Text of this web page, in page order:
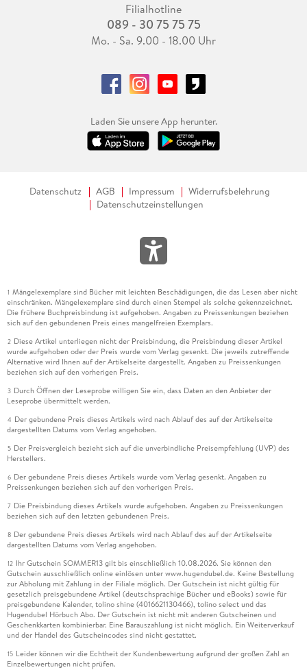
Filialhotline
089 - 30 75 75 75
Mo. - Sa. 9.00 - 18.00 Uhr
Laden Sie unsere App herunter.
Datenschutz AGB Impressum
Widerrufsbelehrung
Datenschutzeinstellungen
1 Mängelexemplare sind Bücher mit leichten Beschädigungen, die das Lesen aber nicht
einschränken. Mängelexemplare sind durch einen Stempel als solche gekennzeichnet.
Die frühere Buchpreisbindung ist aufgehoben. Angaben zu Preissenkungen beziehen
sich auf den gebundenen Preis eines mangelfreien Exemplars.
2 Diese Artikel unterliegen nicht der Preisbindung, die Preisbindung dieser Artikel
wurde aufgehoben oder der Preis wurde vom Verlag gesenkt. Die jeweils zutreffende
Alternative wird Ihnen auf der Artikelseite dargestellt. Angaben zu Preissenkungen
beziehen sich auf den vorherigen Preis.
3 Durch Öffnen der Leseprobe willigen Sie ein, dass Daten an den Anbieter der
Leseprobe übermittelt werden.
4 Der gebundene Preis dieses Artikels wird nach Ablauf des auf der Artikelseite
dargestellten Datums vom Verlag angehoben.
5 Der Preisvergleich bezieht sich auf die unverbindliche Preisempfehlung (UVP) des
Herstellers.
6 Der gebundene Preis dieses Artikels wurde vom Verlag gesenkt. Angaben zu
Preissenkungen beziehen sich auf den vorherigen Preis.
7 Die Preisbindung dieses Artikels wurde aufgehoben. Angaben zu Preissenkungen
beziehen sich auf den letzten gebundenen Preis.
8 Der gebundene Preis dieses Artikels wird nach Ablauf des auf der Artikelseite
dargestellten Datums vom Verlag angehoben.
12 Ihr Gutschein SOMMER13 gilt bis einschließlich 10.08.2026. Sie können den
Gutschein ausschließlich online einlösen unter www.hugendubel.de. Keine Bestellung
zur Abholung mit Zahlung in der Filiale möglich. Der Gutschein ist nicht gültig für
gesetzlich preisgebundene Artikel (deutschsprachige Bücher und eBooks) sowie für
preisgebundene Kalender, tolino shine (4016621130466), tolino select und das
Hugendubel Hörbuch Abo. Der Gutschein ist nicht mit anderen Gutscheinen und
Geschenkkarten kombinierbar. Eine Barauszahlung ist nicht möglich. Ein Weiterverkauf
und der Handel des Gutscheincodes sind nicht gestattet.
15 Leider können wir die Echtheit der Kundenbewertung aufgrund der großen Zahl an
Einzelbewertungen nicht prüfen.